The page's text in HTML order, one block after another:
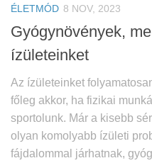
ÉLETMÓD 8 NOV, 2023
Gyógynövények,
ízületeinket
Az ízületeinket
főleg akkor, ha fizikai
sportolunk. Már a kisebb
olyan komolyabb ízületi
fájdalommal járhatnak,